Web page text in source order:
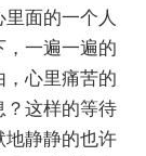
面的一个人
，一遍一遍的
，心里痛苦的
？这样的等待
地静静的也许